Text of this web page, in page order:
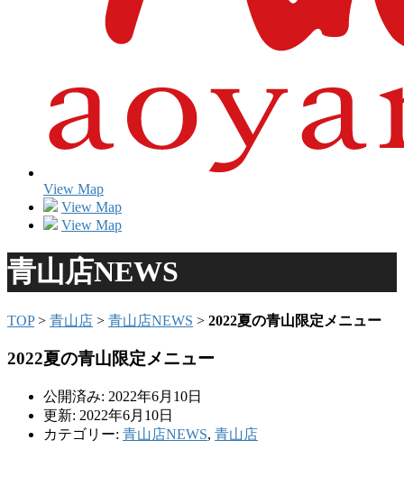
View Map
View Map
View Map
青山店NEWS
TOP> 青山店 > 青山店NEWS > 2022夏の青山限定メニュー
2022夏の青山限定メニュー
公開済み: 2022年6月10日
更新: 2022年6月10日
カテゴリー: 青山店NEWS, 青山店